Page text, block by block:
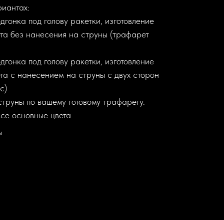
под голову ракетки, изготовление
без нанесения на струны (трафарет
под голову ракетки, изготовление
с нанесением на струны с двух сторон
по вашему готовому трафарету.
основные цвета